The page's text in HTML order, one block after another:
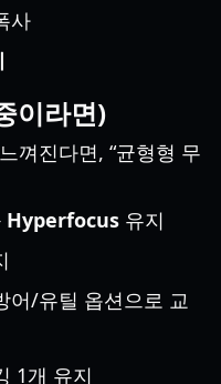
사
이라면)
껴진다면, “균형형 무
Hyperfocus 유지
어/유틸 옵션으로 교
1개 유지